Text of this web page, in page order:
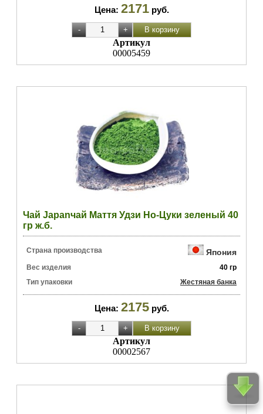
Цена: 2171 руб.
Артикул
00005459
Чай Japanчай Маття Удзи Но-Цуки зеленый 40
гр ж.б.
Страна производства Япония
Вес изделия
40 гр
Тип упаковки
Жестяная банка
Цена: 2175 руб.
Артикул
00002567